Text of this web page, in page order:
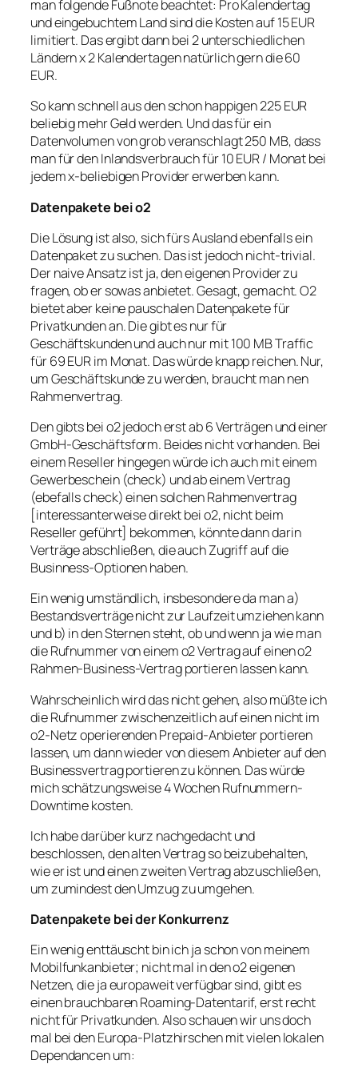
man folgende Fußnote beachtet: Pro Kalendertag
und eingebuchtem Land sind die Kosten auf 15 EUR
limitiert. Das ergibt dann bei 2 unterschiedlichen
Ländern x 2 Kalendertagen natürlich gern die 60
EUR.
So kann schnell aus den schon happigen 225 EUR
beliebig mehr Geld werden. Und das für ein
Datenvolumen von grob veranschlagt 250 MB, dass
man für den Inlandsverbrauch für 10 EUR / Monat bei
jedem x-beliebigen Provider erwerben kann.
Datenpakete bei o2
Die Lösung ist also, sich fürs Ausland ebenfalls ein
Datenpaket zu suchen. Das ist jedoch nicht-trivial.
Der naive Ansatz ist ja, den eigenen Provider zu
fragen, ob er sowas anbietet. Gesagt, gemacht. O2
bietet aber keine pauschalen Datenpakete für
Privatkunden an. Die gibt es nur für
Geschäftskunden und auch nur mit 100 MB Traffic
für 69 EUR im Monat. Das würde knapp reichen. Nur,
um Geschäftskunde zu werden, braucht man nen
Rahmenvertrag.
Den gibts bei o2 jedoch erst ab 6 Verträgen und einer
GmbH-Geschäftsform. Beides nicht vorhanden. Bei
einem Reseller hingegen würde ich auch mit einem
Gewerbeschein (check) und ab einem Vertrag
(ebefalls check) einen solchen Rahmenvertrag
[interessanterweise direkt bei o2, nicht beim
Reseller geführt] bekommen, könnte dann darin
Verträge abschließen, die auch Zugriff auf die
Businness-Optionen haben.
Ein wenig umständlich, insbesondere da man a)
Bestandsverträge nicht zur Laufzeit umziehen kann
und b) in den Sternen steht, ob und wenn ja wie man
die Rufnummer von einem o2 Vertrag auf einen o2
Rahmen-Business-Vertrag portieren lassen kann.
Wahrscheinlich wird das nicht gehen, also müßte ich
die Rufnummer zwischenzeitlich auf einen nicht im
o2-Netz operierenden Prepaid-Anbieter portieren
lassen, um dann wieder von diesem Anbieter auf den
Businessvertrag portieren zu können. Das würde
mich schätzungsweise 4 Wochen Rufnummern-
Downtime kosten.
Ich habe darüber kurz nachgedacht und
beschlossen, den alten Vertrag so beizubehalten,
wie er ist und einen zweiten Vertrag abzuschließen,
um zumindest den Umzug zu umgehen.
Datenpakete bei der Konkurrenz
Ein wenig enttäuscht bin ich ja schon von meinem
Mobilfunkanbieter; nicht mal in den o2 eigenen
Netzen, die ja europaweit verfügbar sind, gibt es
einen brauchbaren Roaming-Datentarif, erst recht
nicht für Privatkunden. Also schauen wir uns doch
mal bei den Europa-Platzhirschen mit vielen lokalen
Dependancen um: